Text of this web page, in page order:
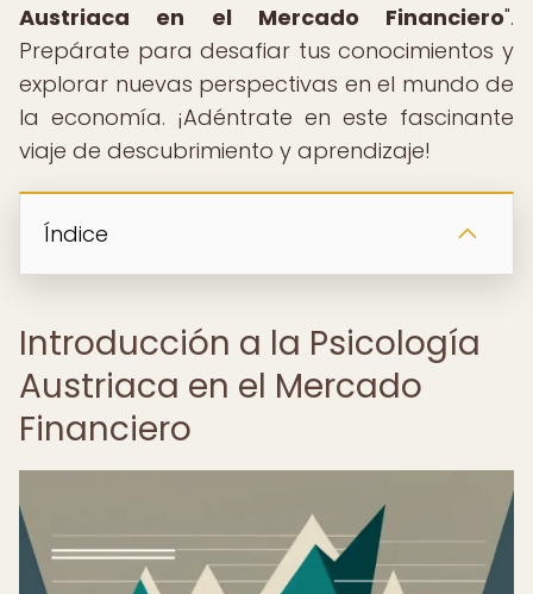
Austriaca en el Mercado Financiero".
Prepárate para desafiar tus conocimientos y
explorar nuevas perspectivas en el mundo de
la economía. ¡Adéntrate en este fascinante
viaje de descubrimiento y aprendizaje!
Índice
Introducción a la Psicología
Austriaca en el Mercado
Financiero